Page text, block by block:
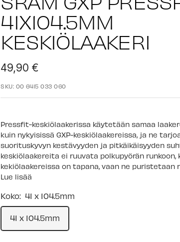
41X104.5MM
KESKIÖLAAKERI
Alennushinta
49,90 €
SKU: 00 6415 033 060
Pressfit-keskiölaakerissa käytetään samaa
kuin nykyisissä GXP-keskiölaakereissa, ja ne
suorituskyvyn kestävyyden ja pitkäikäisyyden
keskiölaakereita ei ruuvata polkupyörän runkoon,
kekiölaakereissa on tapana, vaan ne puristetaan
Lue lisää
Koko: 41 x 104.5mm
41 x 104.5mm